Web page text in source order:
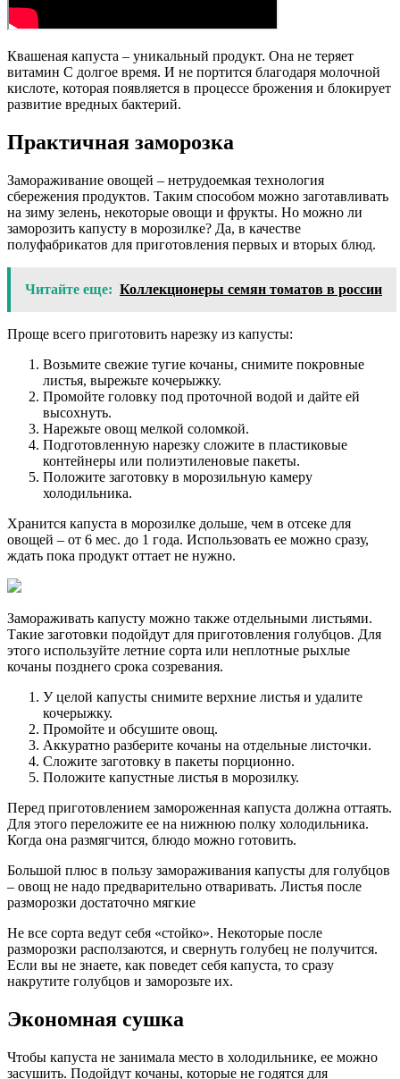
Квашеная капуста – уникальный продукт. Она не теряет
витамин С долгое время. И не портится благодаря молочной
кислоте, которая появляется в процессе брожения и блокирует
развитие вредных бактерий.
Практичная заморозка
Замораживание овощей – нетрудоемкая технология
сбережения продуктов. Таким способом можно заготавливать
на зиму зелень, некоторые овощи и фрукты. Но можно ли
заморозить капусту в морозилке? Да, в качестве
полуфабрикатов для приготовления первых и вторых блюд.
Читайте еще: Коллекционеры семян томатов в россии
Проще всего приготовить нарезку из капусты:
Возьмите свежие тугие кочаны, снимите покровные
листья, вырежьте кочерыжку.
Промойте головку под проточной водой и дайте ей
высохнуть.
Нарежьте овощ мелкой соломкой.
Подготовленную нарезку сложите в пластиковые
контейнеры или полиэтиленовые пакеты.
Положите заготовку в морозильную камеру
холодильника.
Хранится капуста в морозилке дольше, чем в отсеке для
овощей – от 6 мес. до 1 года. Использовать ее можно сразу,
ждать пока продукт оттает не нужно.
Замораживать капусту можно также отдельными листьями.
Такие заготовки подойдут для приготовления голубцов. Для
этого используйте летние сорта или неплотные рыхлые
кочаны позднего срока созревания.
У целой капусты снимите верхние листья и удалите
кочерыжку.
Промойте и обсушите овощ.
Аккуратно разберите кочаны на отдельные листочки.
Сложите заготовку в пакеты порционно.
Положите капустные листья в морозилку.
Перед приготовлением замороженная капуста должна оттаять.
Для этого переложите ее на нижнюю полку холодильника.
Когда она размягчится, блюдо можно готовить.
Большой плюс в пользу замораживания капусты для голубцов
– овощ не надо предварительно отваривать. Листья после
разморозки достаточно мягкие
Не все сорта ведут себя «стойко». Некоторые после
разморозки расползаются, и свернуть голубец не получится.
Если вы не знаете, как поведет себя капуста, то сразу
накрутите голубцов и заморозьте их.
Экономная сушка
Чтобы капуста не занимала место в холодильнике, ее можно
засушить. Подойдут кочаны, которые не годятся для